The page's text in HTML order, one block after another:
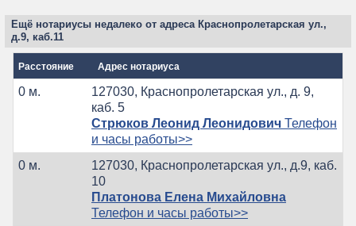
Ещё нотариусы недалеко от адреса Краснопролетарская ул.,
д.9, каб.11
Расстояние Адрес нотариуса
0 м.
127030, Краснопролетарская ул., д. 9,
каб. 5
Стрюков Леонид Леонидович Телефон
и часы работы>>
0 м.
127030, Краснопролетарская ул., д.9, каб.
10
Платонова Елена Михайловна
Телефон и часы работы>>